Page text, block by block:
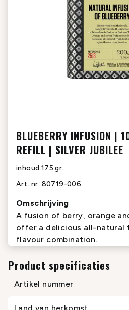
BLUEBERRY INFUSION |
REFILL | SILVER JUBILEE
inhoud 175 gr.
Art. nr. 80719-006
Omschrijving
A fusion of berry, orange
offer a delicious all-natural
flavour combination.
Product specificaties
Artikel nummer